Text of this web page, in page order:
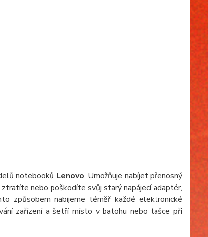
notebooků Lenovo. Umožňuje nabíjet přenosný
nebo poškodíte svůj starý napájecí adaptér,
způsobem nabijeme téměř každé elektronické
zařízení a šetří místo v batohu nebo tašce při